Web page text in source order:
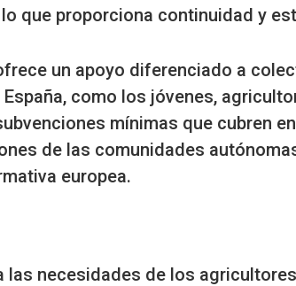
que proporciona continuidad y
un apoyo diferenciado a
como los jóvenes,
mínimas que cubren
de las comunidades
europea.
necesidades de los